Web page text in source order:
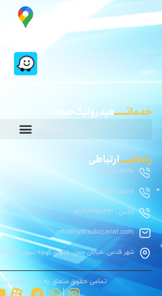
خدماتـــــهیدرولیک صنعت
راه‌هایــــارتباطی
02146870636
09126185517
فکس : 02141425933
info@hydraulicsanat.com
شهر قدس. خیابان چمن. انتهای کوچه سپهر. پلاک ۲۶
تمامی حقوق متعلق به سایت